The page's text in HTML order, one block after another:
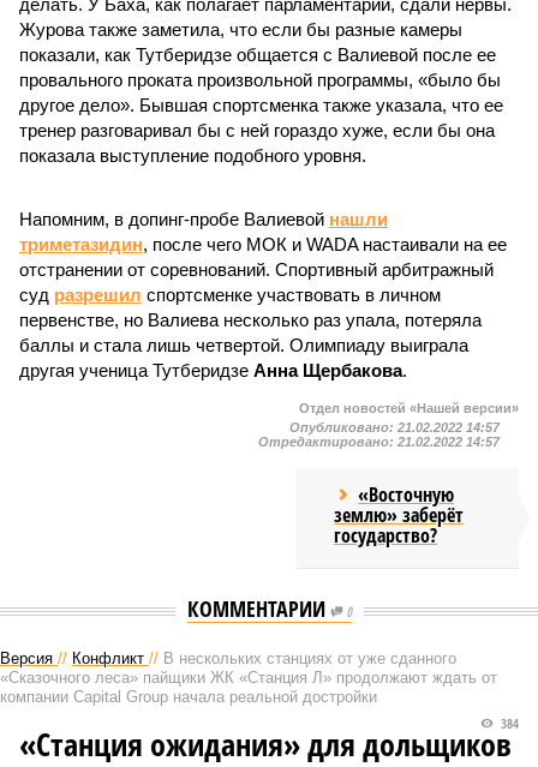
делать. У Баха, как полагает парламентарий, сдали нервы.
Журова также заметила, что если бы разные камеры
показали, как Тутберидзе общается с Валиевой после ее
провального проката произвольной программы, «было бы
другое дело». Бывшая спортсменка также указала, что ее
тренер разговаривал бы с ней гораздо хуже, если бы она
показала выступление подобного уровня.
Напомним, в допинг-пробе Валиевой нашли
триметазидин, после чего МОК и WADA настаивали на ее
отстранении от соревнований. Спортивный арбитражный
суд разрешил спортсменке участвовать в личном
первенстве, но Валиева несколько раз упала, потеряла
баллы и стала лишь четвертой. Олимпиаду выиграла
другая ученица Тутберидзе Анна Щербакова.
Отдел новостей «Нашей версии»
Опубликовано: 21.02.2022 14:57
Отредактировано: 21.02.2022 14:57
«Восточную
землю» заберёт
государство?
КОММЕНТАРИИ 0
Версия // Конфликт // В нескольких станциях от уже сданного
«Сказочного леса» пайщики ЖК «Станция Л» продолжают ждать от
компании Capital Group начала реальной достройки
384
«Станция ожидания» для дольщиков